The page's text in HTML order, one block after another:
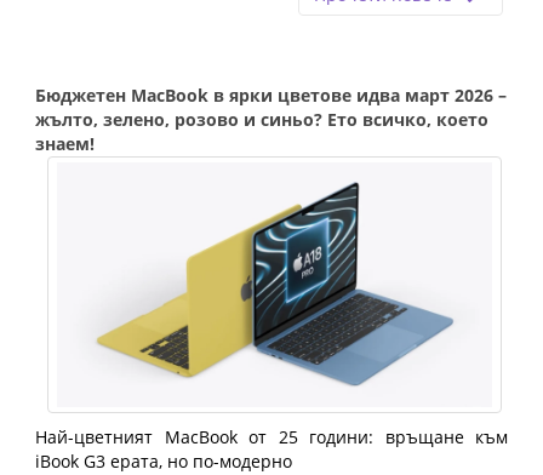
Бюджетен MacBook в ярки цветове идва март 2026 –
жълто, зелено, розово и синьо? Ето всичко, което
знаем!
Най-цветният MacBook от 25 години: връщане към
iBook G3 ерата, но по-модерно